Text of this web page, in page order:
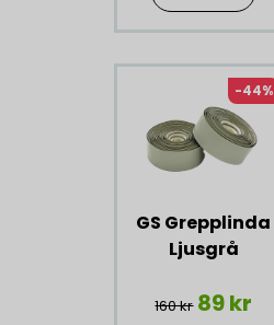
GS Grepplinda
Ljusgrå
-44%
160 kr 89 kr